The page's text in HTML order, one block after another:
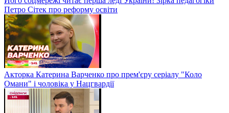
Петро Сітек про реформу освіти
Акторка Катерина Варченко про прем'єру серіалу "Коло
Омани" і чоловіка у Нацгвардії